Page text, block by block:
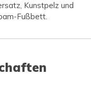
Kunstpelz und
Fußbett.